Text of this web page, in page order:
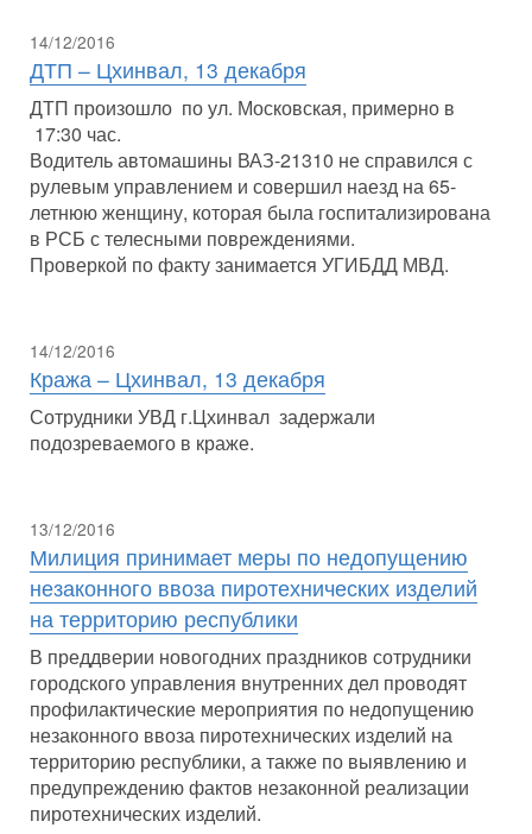
14/12/2016
ДТП – Цхинвал, 13 декабря
ДТП произошло по ул. Московская, примерно в
17:30 час.
Водитель автомашины ВАЗ-21310 не справился с
рулевым управлением и совершил наезд на 65-
летнюю женщину, которая была госпитализирована
в РСБ с телесными повреждениями.
Проверкой по факту занимается УГИБДД МВД.
14/12/2016
Кража – Цхинвал, 13 декабря
Сотрудники УВД г.Цхинвал задержали
подозреваемого в краже.
13/12/2016
Милиция принимает меры по недопущению
незаконного ввоза пиротехнических изделий
на территорию республики
В преддверии новогодних праздников сотрудники
городского управления внутренних дел проводят
профилактические мероприятия по недопущению
незаконного ввоза пиротехнических изделий на
территорию республики, а также по выявлению и
предупреждению фактов незаконной реализации
пиротехнических изделий.